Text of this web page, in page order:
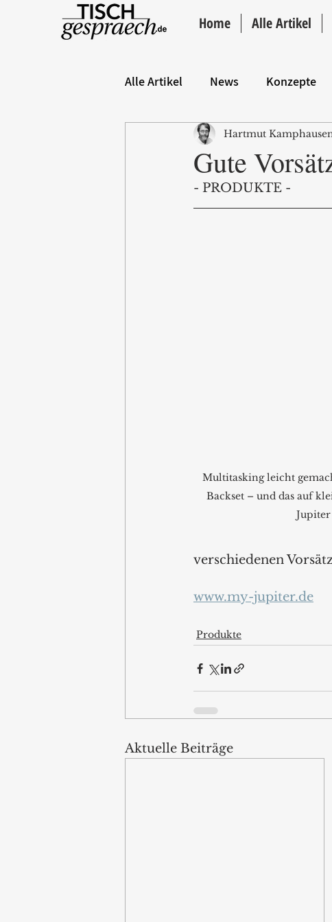
Home Alle Artikel
Alle Artikel News Konzepte
Hintergrund ANZEIGE
Gute
Hartmut
- PRODUKTE -
Multitasking leicht
Backset – und das auf
Jupiter
verschiedenen
www.my-jupiter.de
Produkte
Aktuelle Beiträge